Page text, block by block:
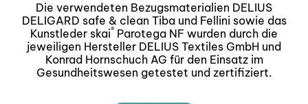
Die verwendeten Bezugsmaterialien DELIUS
DELIGARD safe & clean Tiba und Fellini sowie das
Kunstleder skai® Parotega NF wurden durch die
jeweiligen Hersteller DELIUS Textiles GmbH und
Konrad Hornschuch AG für den Einsatz im
Gesundheitswesen getestet und zertifiziert.